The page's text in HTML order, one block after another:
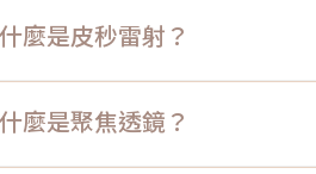
麼是皮秒雷射？
麼是聚焦透鏡？